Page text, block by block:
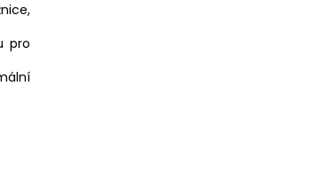
pro